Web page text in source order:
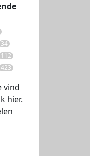
34
112
423
vind
hier.